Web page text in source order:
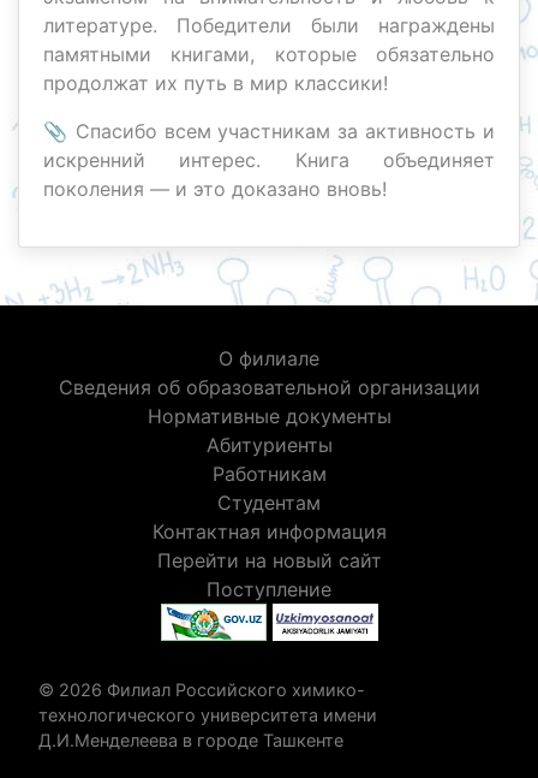
литературе. Победители были награждены
памятными книгами, которые обязательно
продолжат их путь в мир классики!
📎 Спасибо всем участникам за активность и
искренний интерес. Книга объединяет
поколения — и это доказано вновь!
О филиале
Сведения об образовательной организации
Нормативные документы
Абитуриенты
Работникам
Студентам
Контактная информация
Перейти на новый сайт
Поступление
© 2026 Филиал Российского химико-
технологического университета имени
Д.И.Менделеева в городе Ташкенте